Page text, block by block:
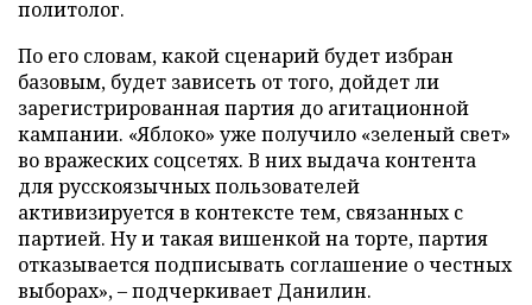
политолог.
По его словам, какой сценарий будет избран
базовым, будет зависеть от того, дойдет ли
зарегистрированная партия до агитационной
кампании. «Яблоко» уже получило «зеленый свет»
во вражеских соцсетях. В них выдача контента
для русскоязычных пользователей
активизируется в контексте тем, связанных с
партией. Ну и такая вишенкой на торте, партия
отказывается подписывать соглашение о честных
выборах», – подчеркивает Данилин.